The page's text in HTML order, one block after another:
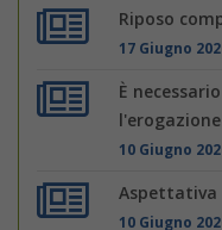
Riposo
17 Giugno
È
10 Giugno
Aspettativa
10 Giugno